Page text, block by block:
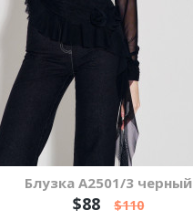
Блузка А2501/3 черный
$88 $110